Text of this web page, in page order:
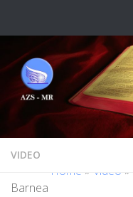
VIDEO
Home » Video »
Barnea